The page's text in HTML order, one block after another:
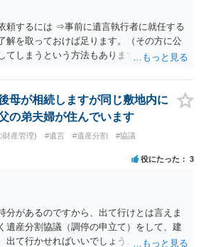
頼するには ⇒事前に遺言執行者に就任する
解を取っておけば足ります。（その方に公
てしまうという方法もあります） 事前に了
し、遺言執行が完了したときの報酬だけ、
す。 ・亡くなった際に、法務局に預けた自
なかったものにされる可能性 ⇒自筆の遺言
、死亡後、法務局に遺言書の有無を照会す
法務局に預けた自筆証書遺言の存在を親族
とはできません。 存在をなかったものにす
方法は、遺言者と面談してみないと判断が
母が相続しますが同じ敷地内に
の弟夫婦が住んでいます
財産管理) #遺言 #遺産分割
#協議
役にたった 3
分があるのですから、出て行けとは言えま
遺産分割協議（調停の申立て）をして、建
出て行かせればいいでしょう。 建物の固定